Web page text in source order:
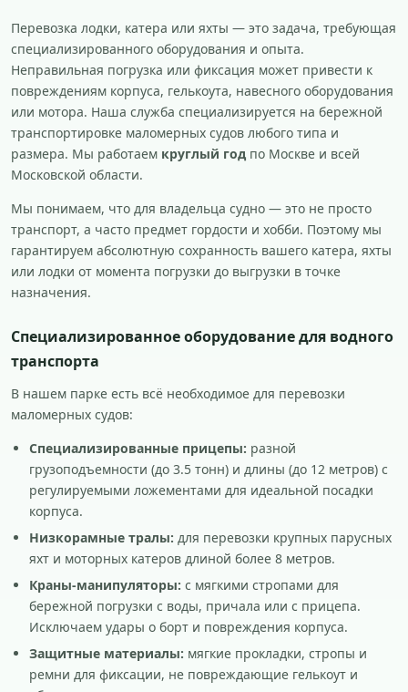
Перевозка лодки, катера или яхты — это задача, требующая
специализированного оборудования и опыта.
Неправильная погрузка или фиксация может привести к
повреждениям корпуса, гелькоута, навесного оборудования
или мотора. Наша служба специализируется на бережной
транспортировке маломерных судов любого типа и
размера. Мы работаем круглый год по Москве и всей
Московской области.
Мы понимаем, что для владельца судно — это не просто
транспорт, а часто предмет гордости и хобби. Поэтому мы
гарантируем абсолютную сохранность вашего катера, яхты
или лодки от момента погрузки до выгрузки в точке
назначения.
Специализированное оборудование для водного
транспорта
В нашем парке есть всё необходимое для перевозки
маломерных судов:
Специализированные прицепы: разной
грузоподъемности (до 3.5 тонн) и длины (до 12 метров) с
регулируемыми ложементами для идеальной посадки
корпуса.
Низкорамные тралы: для перевозки крупных парусных
яхт и моторных катеров длиной более 8 метров.
Краны-манипуляторы: с мягкими стропами для
бережной погрузки с воды, причала или с прицепа.
Исключаем удары о борт и повреждения корпуса.
Защитные материалы: мягкие прокладки, стропы и
ремни для фиксации, не повреждающие гелькоут и